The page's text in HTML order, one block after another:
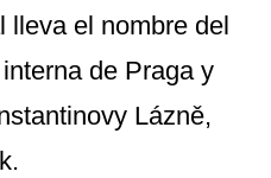
lleva el nombre del
de Praga y
Lázně,